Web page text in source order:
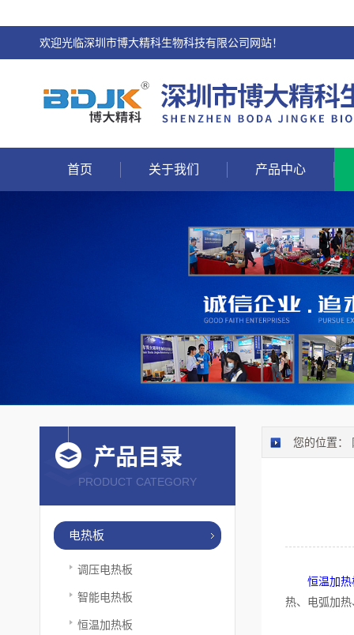
欢迎光临深圳市博大精科生物科技有限公司网站！
首页 关于我们 产品中心
产品目录
PRODUCT CATEGORY
电热板
调压电热板
智能电热板
恒温加热板
您的位置：
恒温加热
热、电弧加